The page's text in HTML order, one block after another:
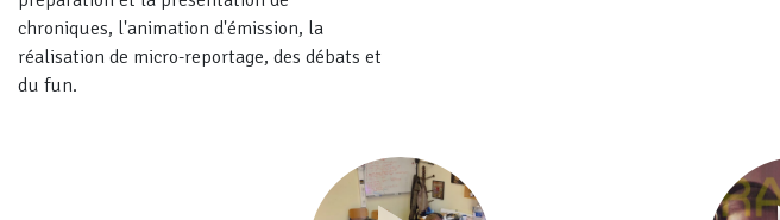
chroniques, l'animation d'émission, la
réalisation de micro-reportage, des débats et
du fun.